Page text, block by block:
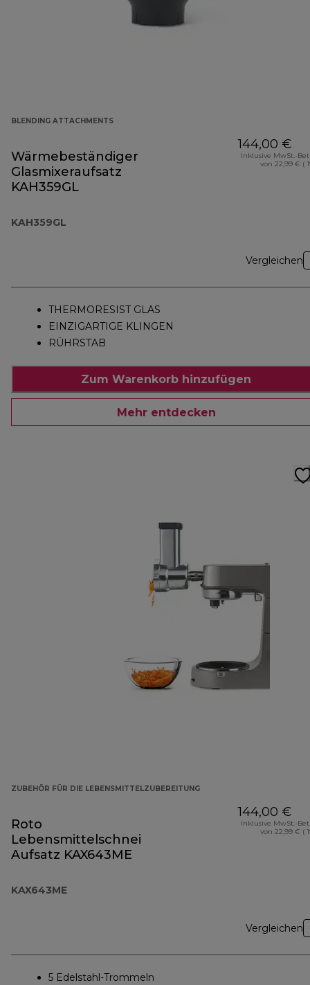
BLENDING ATTACHMENTS
Wärmebeständiger
Glasmixeraufsatz
KAH359GL
KAH359GL
144,00 €
Inklusive MwSt.-
von 22,99 € (
Vergleichen
THERMORESIST GLAS
EINZIGARTIGE KLINGEN
RÜHRSTAB
Zum Warenkorb hinzufügen
Mehr entdecken
ZUBEHÖR FÜR DIE LEBENSMITTELZUBEREITUNG
Roto
Lebensmittelschneider-
Aufsatz KAX643ME
KAX643ME
144,00 €
Inklusive MwSt.-
von 22,99 € (
Vergleichen
5 Edelstahl-Trommeln